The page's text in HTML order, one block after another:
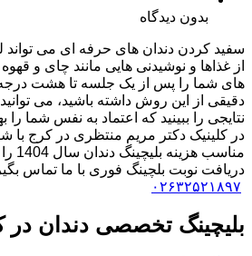
بدون دیدگاه
سفید کردن دندان های حرفه ای می تواند
از غذاها و نوشیدنی هایی مانند چای و قهوه
های شما را پس از یک جلسه تا هشت درجه
دقیقی از این روش داشته باشید، می توانید
نتایجی را ببینید که اعتماد به نفس شما را
در کلینیک دکتر مریم منتظری در کرج با
مناسب
دریافت نوبت بلچینگ فوری با ما تماس
۰۲۶۳۲۵۲۱۸۹۷
بلیچینگ تخصصی دندان در